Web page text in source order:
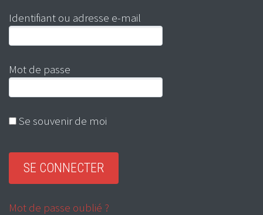
Identifiant ou adresse e-mail
Mot de passe
Se souvenir de moi
Mot de passe oublié ?